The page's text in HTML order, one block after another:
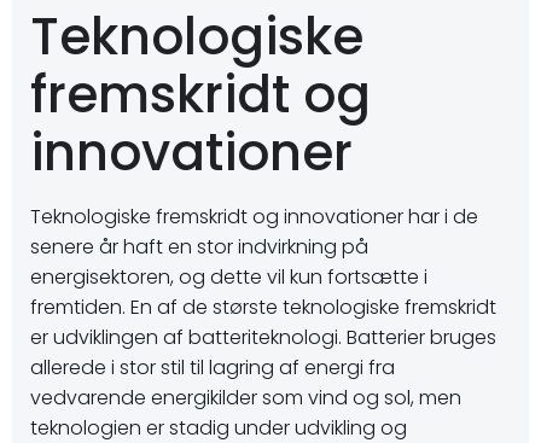
Teknologiske
fremskridt og
innovationer
Teknologiske fremskridt og innovationer har i de
senere år haft en stor indvirkning på
energisektoren, og dette vil kun fortsætte i
fremtiden. En af de største teknologiske fremskridt
er udviklingen af ​​batteriteknologi. Batterier bruges
allerede i stor stil til lagring af energi fra
vedvarende energikilder som vind og sol, men
teknologien er stadig under udvikling og